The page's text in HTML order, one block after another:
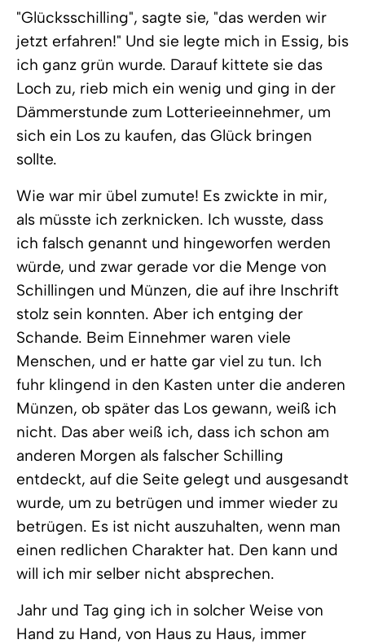
"Glücksschilling", sagte sie, "das werden wir
jetzt erfahren!" Und sie legte mich in Essig, bis
ich ganz grün wurde. Darauf kittete sie das
Loch zu, rieb mich ein wenig und ging in der
Dämmerstunde zum Lotterieeinnehmer, um
sich ein Los zu kaufen, das Glück bringen
sollte.
Wie war mir übel zumute! Es zwickte in mir,
als müsste ich zerknicken. Ich wusste, dass
ich falsch genannt und hingeworfen werden
würde, und zwar gerade vor die Menge von
Schillingen und Münzen, die auf ihre Inschrift
stolz sein konnten. Aber ich entging der
Schande. Beim Einnehmer waren viele
Menschen, und er hatte gar viel zu tun. Ich
fuhr klingend in den Kasten unter die anderen
Münzen, ob später das Los gewann, weiß ich
nicht. Das aber weiß ich, dass ich schon am
anderen Morgen als falscher Schilling
entdeckt, auf die Seite gelegt und ausgesandt
wurde, um zu betrügen und immer wieder zu
betrügen. Es ist nicht auszuhalten, wenn man
einen redlichen Charakter hat. Den kann und
will ich mir selber nicht absprechen.
Jahr und Tag ging ich in solcher Weise von
Hand zu Hand, von Haus zu Haus, immer